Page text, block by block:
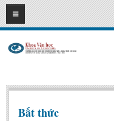
08 2026
HOME
Faculty of Literature
Bất thức